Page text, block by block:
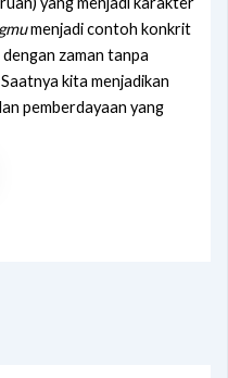
menjadi contoh konkrit
zaman tanpa
kita menjadikan
pemberdayaan yang